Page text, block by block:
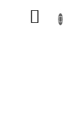
KOŠÍK